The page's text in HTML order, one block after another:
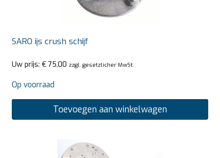
SARO ijs crush schijf
Uw prijs: € 75,00 zzgl. gesetzlicher MwSt.
Op voorraad
Toevoegen aan winkelwagen